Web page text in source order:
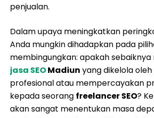
penjualan.
Dalam upaya meningkatkan
Anda mungkin dihadapkan pada
membingungkan: apakah
jasa SEOMadiun yang dikelola oleh
profesional atau mempercayakan
kepada seorang freelancer SEO?
akan sangat menentukan masa